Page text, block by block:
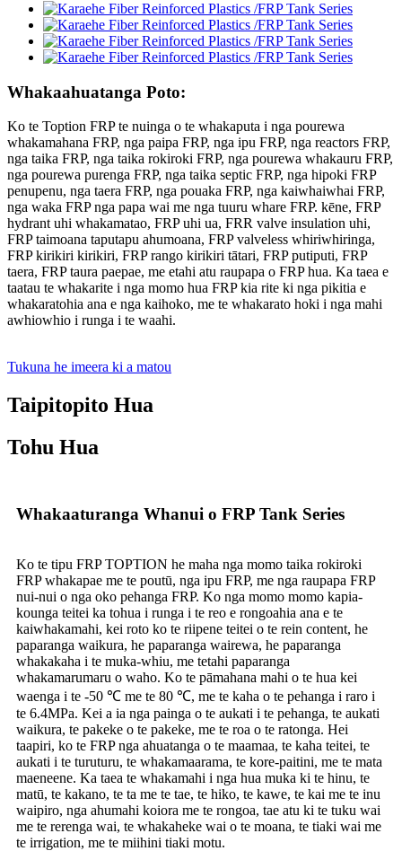
Whakaahuatanga Poto:
Ko te Toption FRP te nuinga o te whakaputa i nga pourewa
whakamahana FRP, nga paipa FRP, nga ipu FRP, nga reactors FRP,
nga taika FRP, nga taika rokiroki FRP, nga pourewa whakauru FRP,
nga pourewa purenga FRP, nga taika septic FRP, nga hipoki FRP
penupenu, nga taera FRP, nga pouaka FRP, nga kaiwhaiwhai FRP,
nga waka FRP nga papa wai me nga tuuru whare FRP. kēne, FRP
hydrant uhi whakamatao, FRP uhi ua, FRR valve insulation uhi,
FRP taimoana taputapu ahumoana, FRP valveless whiriwhiringa,
FRP kirikiri kirikiri, FRP rango kirikiri tātari, FRP putiputi, FRP
taera, FRP taura paepae, me etahi atu raupapa o FRP hua. Ka taea e
taatau te whakarite i nga momo hua FRP kia rite ki nga pikitia e
whakaratohia ana e nga kaihoko, me te whakarato hoki i nga mahi
awhiowhio i runga i te waahi.
Tukuna he imeera ki a matou
Taipitopito Hua
Tohu Hua
Whakaaturanga Whanui o FRP Tank Series
Ko te tipu FRP TOPTION he maha nga momo taika rokiroki
FRP whakapae me te poutū, nga ipu FRP, me nga raupapa FRP
nui-nui o nga oko pehanga FRP. Ko nga momo momo kapia-
kounga teitei ka tohua i runga i te reo e rongoahia ana e te
kaiwhakamahi, kei roto ko te riipene teitei o te rein content, he
paparanga waikura, he paparanga wairewa, he paparanga
whakakaha i te muka-whiu, me tetahi paparanga
whakamarumaru o waho. Ko te pāmahana mahi o te hua kei
waenga i te -50 ℃ me te 80 ℃, me te kaha o te pehanga i raro i
te 6.4MPa. Kei a ia nga painga o te aukati i te pehanga, te aukati
waikura, te pakeke o te pakeke, me te roa o te ratonga. Hei
taapiri, ko te FRP nga ahuatanga o te maamaa, te kaha teitei, te
aukati i te turuturu, te whakamaarama, te kore-paitini, me te mata
maeneene. Ka taea te whakamahi i nga hua muka ki te hinu, te
matū, te kakano, te ta me te tae, te hiko, te kawe, te kai me te inu
waipiro, nga ahumahi koiora me te rongoa, tae atu ki te tuku wai
me te rerenga wai, te whakaheke wai o te moana, te tiaki wai me
te irrigation, me te miihini tiaki motu.